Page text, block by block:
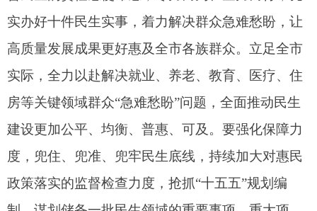
政局、自然资源局、住建局、文旅局、残联，幸福
街道、光明街道1名主要负责同志。